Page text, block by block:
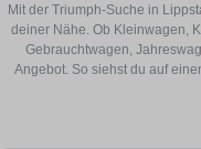
Mit der Triumph-Suche in
deiner Nähe. Ob Kleinwagen,
Gebrauchtwagen,
Angebot. So siehst du auf